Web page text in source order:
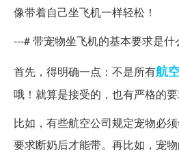
像带着自己坐飞机一样轻松！
---# 带宠物坐飞机的基本要求是什
首先，得明确一点：不是所有航
哦！就算是接受的，也有严格的要
比如，有些航空公司规定宠物必
要求断奶后才能带。再比如，宠